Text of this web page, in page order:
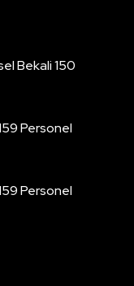
Bekali 150
Personel
Personel